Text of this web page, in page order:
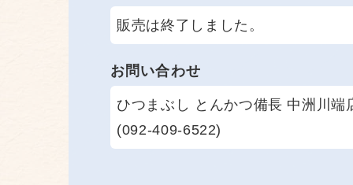
販売は終了しました。
お問い合わせ
ひつまぶし とんかつ備長 中洲川端
(092-409-6522)